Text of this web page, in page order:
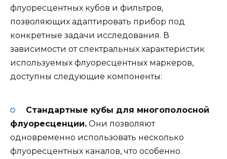
флуоресцентных кубов и фильтров,
позволяющих адаптировать прибор под
конкретные задачи исследования. В
зависимости от спектральных характеристик
используемых флуоресцентных маркеров,
доступны следующие компоненты:
Стандартные кубы для многополосной
флуоресценции. Они позволяют
одновременно использовать несколько
флуоресцентных каналов, что особенно